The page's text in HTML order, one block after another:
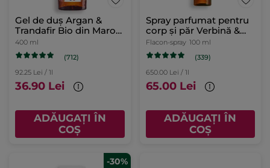
Gel de duș Argan &
Trandafir Bio din Maroc
400ml
400 ml
(712)
92.25 Lei / 1l
36.90 Lei
ADĂUGAȚI ÎN
COȘ
Spray parfumat pentru
corp și păr Verbină &
Mușețel
Flacon-spray 100 ml
(339)
650.00 Lei / 1l
65.00 Lei
ADĂUGAȚI ÎN
COȘ
-30%